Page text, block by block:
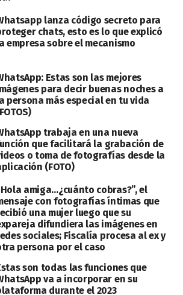
lanza código secreto para
chats, esto es lo que explicó
empresa sobre el mecanismo
Estas son las mejores
para decir buenas noches a
persona más especial en tu vida
trabaja en una nueva
que facilitará la grabación de
o toma de fotografías desde la
(FOTO)
amiga…¿cuánto cobras?”, el
con fotografías íntimas que
una mujer luego que su
difundiera las imágenes en
sociales; Fiscalía procesa al ex y
persona por el caso
son todas las funciones que
va a incorporar en su
durante el 2023